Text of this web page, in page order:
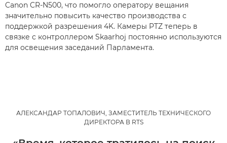
Canon CR-N500, что помогло оператору вещания
значительно повысить качество производства с
поддержкой разрешения 4K. Камеры PTZ теперь в
связке с контроллером Skaarhoj постоянно используются
для освещения заседаний Парламента.
АЛЕКСАНДАР ТОПАЛОВИЧ, ЗАМЕСТИТЕЛЬ ТЕХНИЧЕСКОГО
ДИРЕКТОРА В RTS